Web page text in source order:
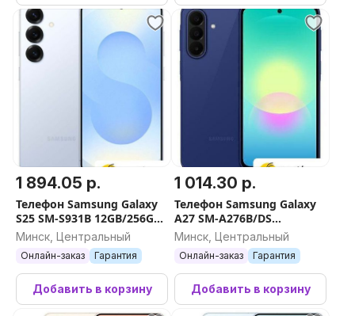
1 894.05 р.
Телефон Samsung Galaxy
S25 SM-S931B 12GB/256GB
(голубой)
Минск, Центральный
Онлайн-заказ Гарантия
Добавить в корзину
1 014.30 р.
Телефон Samsung Galaxy
A27 SM-A276B/DS
8GB/256GB (синий)
Минск, Центральный
Онлайн-заказ Гарантия
Добавить в корзину